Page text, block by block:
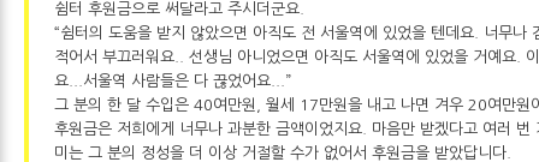
쉼터 후원금으로 써달라고 주시더군요.
“쉼터의 도움을 받지 않았으면 아직도 전 서울역에 있었을 텐데요. 너무나
적어서 부끄러워요.. 선생님 아니었으면 아직도 서울역에 있었을 거예요.
요...서울역 사람들은 다 끊었어요...”
그 분의 한 달 수입은 40여만원, 월세 17만원을 내고 나면 겨우 20여만원
후원금은 저희에게 너무나 과분한 금액이었지요. 마음만 받겠다고 여러 번
미는 그 분의 정성을 더 이상 거절할 수가 없어서 후원금을 받았답니다.